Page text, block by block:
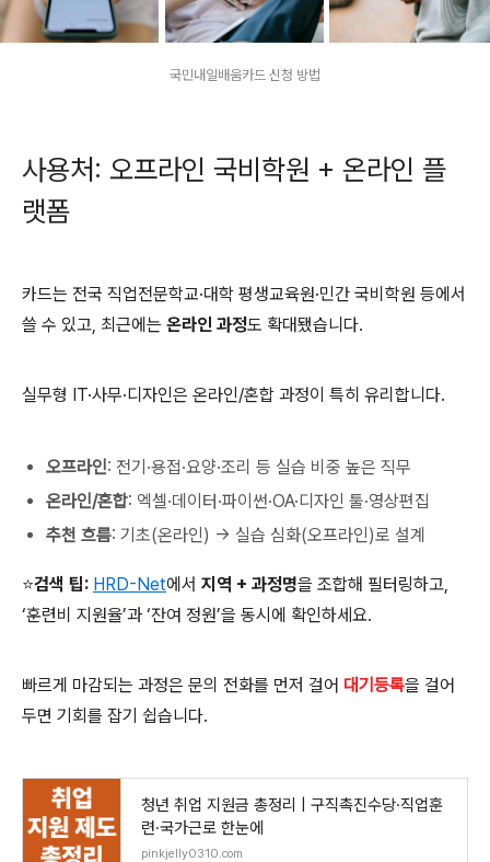
국민내일배움카드 신청 방법
사용처: 오프라인 국비학원 + 온라인 플
랫폼
카드는 전국 직업전문학교·대학 평생교육원·민간 국비학원 등에서
쓸 수 있고, 최근에는 온라인 과정도 확대됐습니다.
실무형 IT·사무·디자인은 온라인/혼합 과정이 특히 유리합니다.
오프라인: 전기·용접·요양·조리 등 실습 비중 높은 직무
온라인/혼합: 엑셀·데이터·파이썬·OA·디자인 툴·영상편집
추천 흐름: 기초(온라인) → 실습 심화(오프라인)로 설계
⭐검색 팁: HRD-Net에서 지역 + 과정명을 조합해 필터링하고,
‘훈련비 지원율’과 ‘잔여 정원’을 동시에 확인하세요.
빠르게 마감되는 과정은 문의 전화를 먼저 걸어 대기등록을 걸어
두면 기회를 잡기 쉽습니다.
청년 취업 지원금 총정리 | 구직촉진수당·직업훈
련·국가근로 한눈에
pinkjelly0310.com